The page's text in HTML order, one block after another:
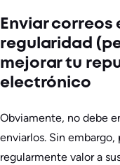
Enviar
regularidad
mejorar tu
electrónico
Obviamente, no debe
enviarlos. Sin
regularmente valor a